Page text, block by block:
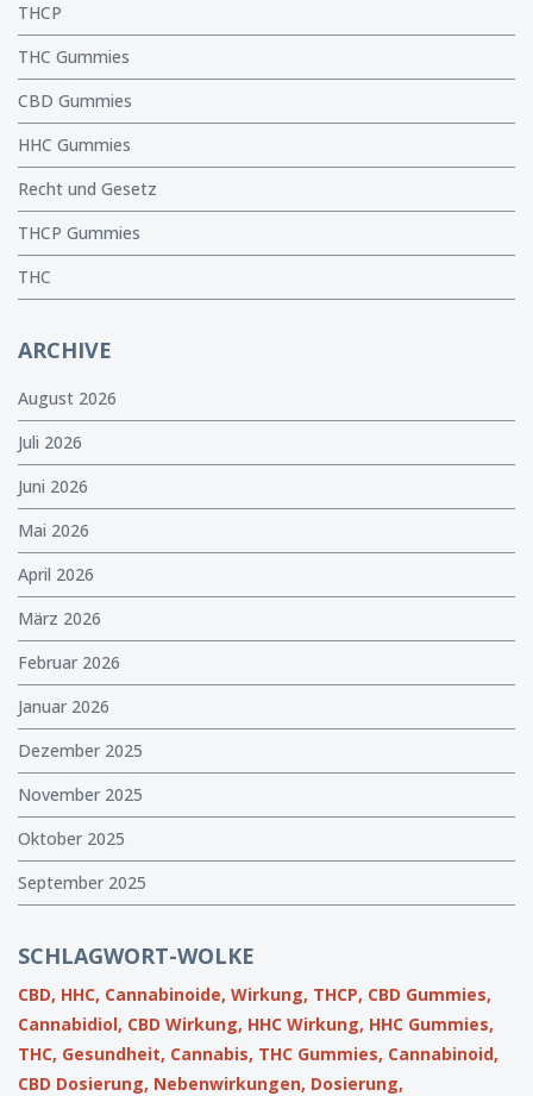
THCP
THC Gummies
CBD Gummies
HHC Gummies
Recht und Gesetz
THCP Gummies
THC
ARCHIVE
August 2026
Juli 2026
Juni 2026
Mai 2026
April 2026
März 2026
Februar 2026
Januar 2026
Dezember 2025
November 2025
Oktober 2025
September 2025
SCHLAGWORT-WOLKE
CBD, HHC, Cannabinoide, Wirkung, THCP, CBD Gummies,
Cannabidiol, CBD Wirkung, HHC Wirkung, HHC Gummies,
THC, Gesundheit, Cannabis, THC Gummies, Cannabinoid,
CBD Dosierung, Nebenwirkungen, Dosierung,